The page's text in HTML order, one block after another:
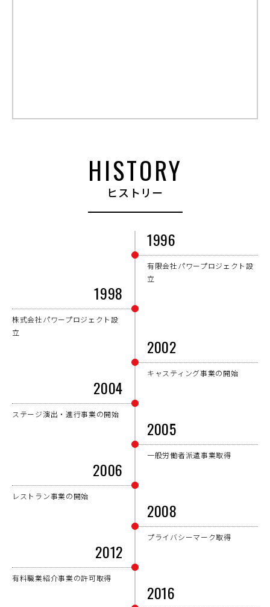
HISTORY
ヒストリー
1996
有限会社パワープロジェクト設
立
1998
株式会社パワープロジェクト設
立
2002
キャスティング事業の開始
2004
ステージ演出・進行事業の開始
2005
一般労働者派遣事業取得
2006
レストラン事業の開始
2008
プライバシーマーク取得
2012
有料職業紹介事業の許可取得
2016